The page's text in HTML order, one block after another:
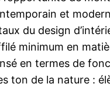
et
du design
minimum en
en termes de
ton de la nature :